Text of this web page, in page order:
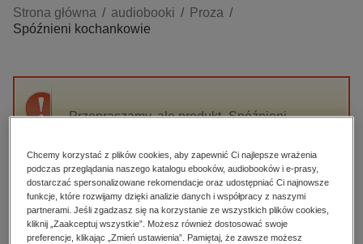
Kategorie
Zobacz wszystkie E-prasa
budownictwo, aranżacja wnętrz
darmowe wydania
edukacja
hobby, sport, rozrywka
komputery, internet, technologie, informatyka
Strona główna audiobooki
Proza
Spóźnieni kochankowie
Przepraszamy, ale produkt „Spóźnieni
High-contrast mode
Polecane
Chcemy korzystać z plików cookies, aby zapewnić Ci najlepsze wrażenia
podczas przeglądania naszego katalogu ebooków, audiobooków i e-prasy,
dostarczać spersonalizowane rekomendacje oraz udostępniać Ci najnowsze
funkcje, które rozwijamy dzięki analizie danych i współpracy z naszymi
partnerami. Jeśli zgadzasz się na korzystanie ze wszystkich plików cookies,
kliknij „Zaakceptuj wszystkie”. Możesz również dostosować swoje
preferencje, klikając „Zmień ustawienia”. Pamiętaj, że zawsze możesz